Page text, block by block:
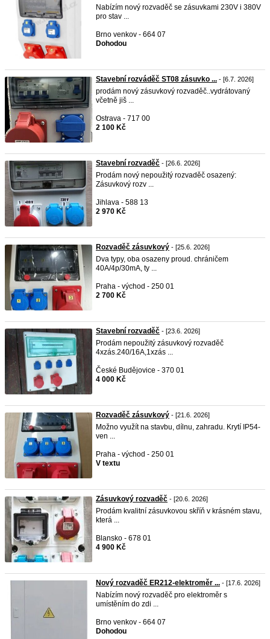
Nabízím nový rozvaděč se zásuvkami 230V i 380V
pro stav ...
Brno venkov - 664 07
Dohodou
Stavební rozváděč ST08 zásuvko ... - [6.7. 2026]
prodám nový zásuvkový rozvaděč..vydrátovaný
včetně jiš ...
Ostrava - 717 00
2 100 Kč
Stavební rozvaděč - [26.6. 2026]
Prodám nový nepoužitý rozvaděč osazený:
Zásuvkový rozv ...
Jihlava - 588 13
2 970 Kč
Rozvaděč zásuvkový - [25.6. 2026]
Dva typy, oba osazeny proud. chráničem
40A/4p/30mA, ty ...
Praha - východ - 250 01
2 700 Kč
Stavební rozvaděč - [23.6. 2026]
Prodám nepoužitý zásuvkový rozvaděč
4xzás.240/16A,1xzás ...
České Budějovice - 370 01
4 000 Kč
Rozvaděč zásuvkový - [21.6. 2026]
Možno využít na stavbu, dílnu, zahradu. Krytí IP54-
ven ...
Praha - východ - 250 01
V textu
Zásuvkový rozvaděč - [20.6. 2026]
Prodám kvalitní zásuvkovou skříň v krásném stavu,
která ...
Blansko - 678 01
4 900 Kč
Nový rozvaděč ER212-elektroměr ... - [17.6. 2026]
Nabízím nový rozvaděč pro elektroměr s
umístěním do zdi ...
Brno venkov - 664 07
Dohodou